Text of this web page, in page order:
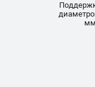
мм